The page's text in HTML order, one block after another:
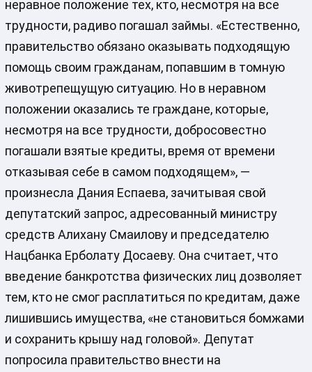
неравное положение тех, кто, несмотря на все
трудности, радиво погашал займы. «Естественно,
правительство обязано оказывать подходящую
помощь своим гражданам, попавшим в томную
животрепещущую ситуацию. Но в неравном
положении оказались те граждане, которые,
несмотря на все трудности, добросовестно
погашали взятые кредиты, время от времени
отказывая себе в самом подходящем», —
произнесла Дания Еспаева, зачитывая свой
депутатский запрос, адресованный министру
средств Алихану Смаилову и председателю
Нацбанка Ерболату Досаеву. Она считает, что
введение банкротства физических лиц дозволяет
тем, кто не смог расплатиться по кредитам, даже
лишившись имущества, «не становиться бомжами
и сохранить крышу над головой». Депутат
попросила правительство внести на